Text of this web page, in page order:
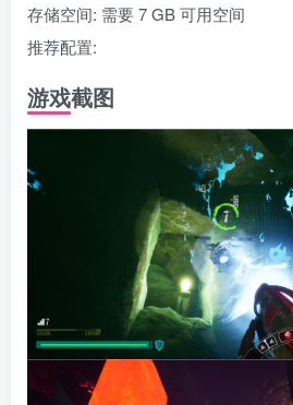
存储空间: 需要 7 GB 可用空间
推荐配置:
游戏截图